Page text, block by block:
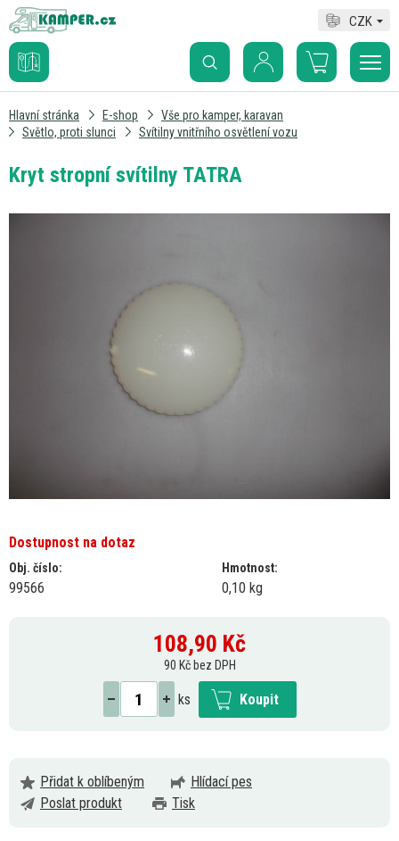
CZK
Hlavní stránka E-shop
Vše pro kamper, karavan
Světlo, proti slunci
Svítilny vnitřního osvětlení vozu
Kryt stropní svítilny TATRA
Dostupnost na dotaz
Obj. číslo:
99566
Hmotnost:
0,10 kg
108,90 Kč
90 Kč bez DPH
ks Koupit
Přidat k oblíbeným
Hlídací pes
Poslat produkt
Tisk